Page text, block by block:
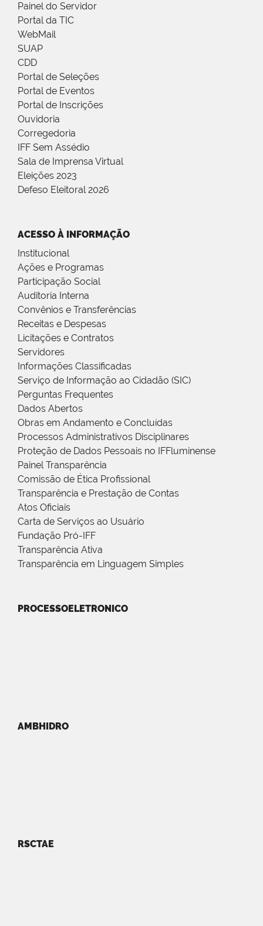
Painel do Servidor
Portal da TIC
WebMail
SUAP
CDD
Portal de Seleções
Portal de Eventos
Portal de Inscrições
Ouvidoria
Corregedoria
IFF Sem Assédio
Sala de Imprensa Virtual
Eleições 2023
Defeso Eleitoral 2026
ACESSO À INFORMAÇÃO
Institucional
Ações e Programas
Participação Social
Auditoria Interna
Convênios e Transferências
Receitas e Despesas
Licitações e Contratos
Servidores
Informações Classificadas
Serviço de Informação ao Cidadão (SIC)
Perguntas Frequentes
Dados Abertos
Obras em Andamento e Concluídas
Processos Administrativos Disciplinares
Proteção de Dados Pessoais no IFFluminense
Painel Transparência
Comissão de Ética Profissional
Transparência e Prestação de Contas
Atos Oficiais
Carta de Serviços ao Usuário
Fundação Pró-IFF
Transparência Ativa
Transparência em Linguagem Simples
PROCESSOELETRONICO
AMBHIDRO
RSCTAE